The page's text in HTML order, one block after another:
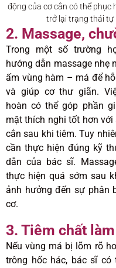
động của cơ cắn có thể phục
trở lại trạng thái tự
2. Massage,
Trong một số trường
hướng dẫn massage nhẹ
ấm vùng hàm – má để
và giúp cơ thư giãn.
hoàn có thể góp phần
mặt thích nghi tốt hơn
cắn sau khi tiêm. Tuy
cần thực hiện đúng kỹ
dẫn của bác sĩ.
thực hiện quá sớm sau
ảnh hưởng đến sự phân
cơ.
3. Tiêm chất
Nếu vùng má bị lõm rõ
trông hốc hác, bác sĩ có